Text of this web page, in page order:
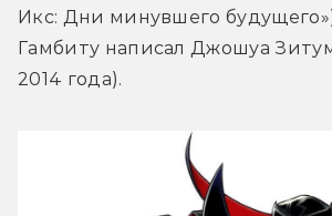
Икс: Дни минувшего
Гамбиту написал Джошуа
2014 года).